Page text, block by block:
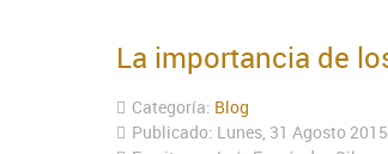
La importancia de
Categoría: Blog
Publicado: Lunes, 31 Agosto